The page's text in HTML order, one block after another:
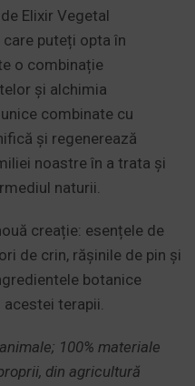
Elixir Vegetal
puteți opta în
o combinație
și alchimia
combinate cu
și regenerează
noastre în a trata și
naturii.
creație: esențele de
de crin, rășinile de pin și
botanice
terapii.
100% materiale
din agricultură